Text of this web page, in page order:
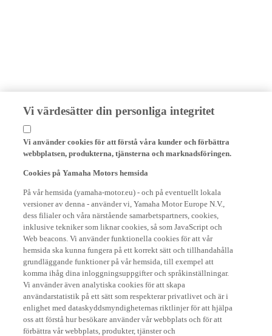
Vi värdesätter din personliga integritet
Vi använder cookies för att förstå våra kunder och förbättra
webbplatsen, produkterna, tjänsterna och marknadsföringen.
versioner av denna - använder vi, Yamaha Motor Europe N.V.,
dess filialer och våra närstående samarbetspartners, cookies,
inklusive tekniker som liknar cookies, så som JavaScript och
Web beacons. Vi använder funktionella cookies för att vår
hemsida ska kunna fungera på ett korrekt sätt och tillhandahålla
grundläggande funktioner på vår hemsida, till exempel att
komma ihåg dina inloggningsuppgifter och språkinställningar.
Vi använder även analytiska cookies för att skapa
användarstatistik på ett sätt som respekterar privatlivet och är i
enlighet med dataskyddsmyndigheternas riktlinjer för att hjälpa
oss att förstå hur besökare använder vår webbplats och för att
förbättra vår webbplats, produkter, tjänster och